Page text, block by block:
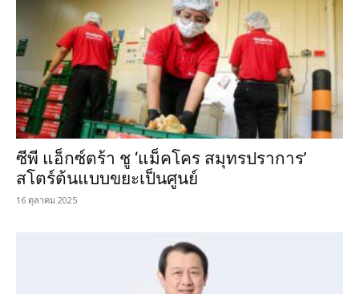
ซีพี แอ็กซ์ตร้า ชู ‘แม็คโคร สมุทรปราการ’
สโตร์ต้นแบบขยะเป็นศูนย์
16 ตุลาคม 2025